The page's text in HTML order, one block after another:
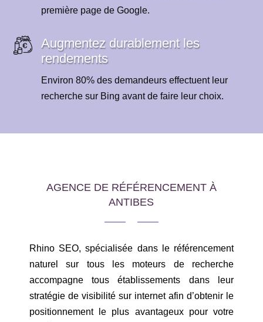
première page de Google.
Augmentez durablement les
rendements
Environ 80% des demandeurs effectuent leur
recherche sur Bing avant de faire leur choix.
AGENCE DE RÉFÉRENCEMENT À
ANTIBES
Rhino SEO, spécialisée dans le référencement
naturel sur tous les moteurs de recherche
accompagne tous établissements dans leur
stratégie de visibilité sur internet afin d’obtenir le
positionnement le plus avantageux pour votre